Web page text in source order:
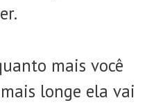
mais você
longe ela vai